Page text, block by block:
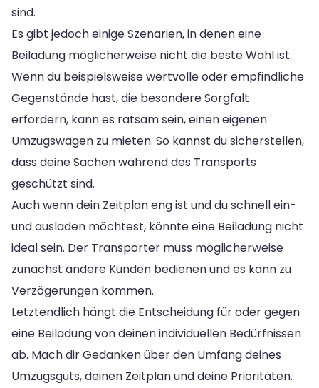
sind.
Es gibt jedoch einige Szenarien, in denen eine
Beiladung möglicherweise nicht die beste Wahl ist.
Wenn du beispielsweise wertvolle oder empfindliche
Gegenstände hast, die besondere Sorgfalt
erfordern, kann es ratsam sein, einen eigenen
Umzugswagen zu mieten. So kannst du sicherstellen,
dass deine Sachen während des Transports
geschützt sind.
Auch wenn dein Zeitplan eng ist und du schnell ein-
und ausladen möchtest, könnte eine Beiladung nicht
ideal sein. Der Transporter muss möglicherweise
zunächst andere Kunden bedienen und es kann zu
Verzögerungen kommen.
Letztendlich hängt die Entscheidung für oder gegen
eine Beiladung von deinen individuellen Bedürfnissen
ab. Mach dir Gedanken über den Umfang deines
Umzugsguts, deinen Zeitplan und deine Prioritäten.